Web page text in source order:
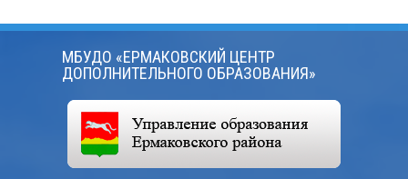
МБУДО «ЕРМАКОВСКИЙ ЦЕНТР
ДОПОЛНИТЕЛЬНОГО ОБРАЗОВАНИЯ»